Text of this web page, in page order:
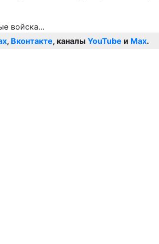
, Вконтакте, каналы YouTube и Max.